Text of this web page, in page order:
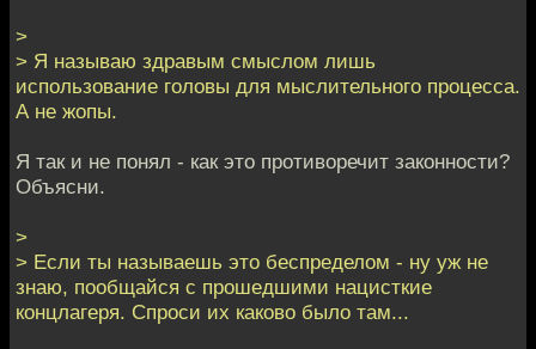
>
> Я называю здравым смыслом лишь
использование головы для мыслительного процесса.
А не жопы.
Я так и не понял - как это противоречит законности?
Объясни.
>
> Если ты называешь это беспределом - ну уж не
знаю, пообщайся с прошедшими нацисткие
концлагеря. Спроси их каково было там...